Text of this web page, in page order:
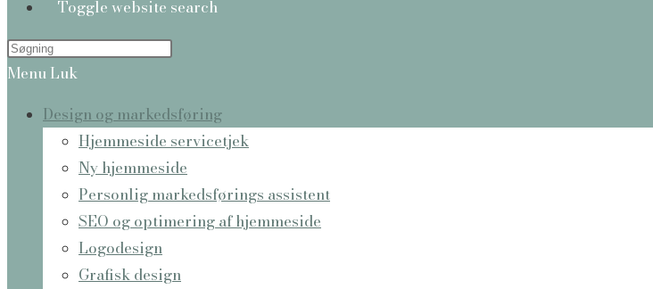
Toggle website search
MenuLuk
Design og markedsføring
Hjemmeside servicetjek
Ny hjemmeside
Personlig markedsførings assistent
SEO og optimering af hjemmeside
Logodesign
Grafisk design